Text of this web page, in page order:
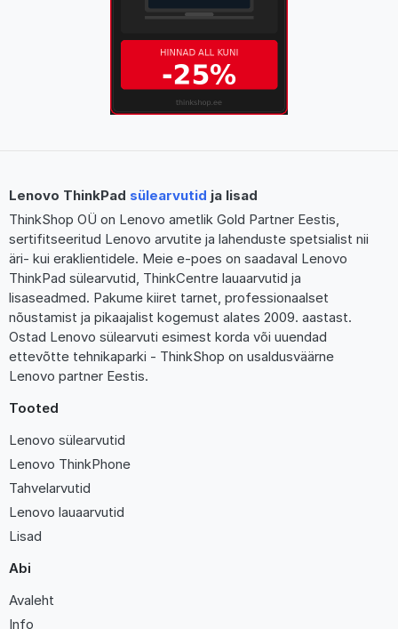
Lenovo ThinkPad sülearvutid ja lisad
ThinkShop OÜ on Lenovo ametlik Gold Partner Eestis,
sertifitseeritud Lenovo arvutite ja lahenduste spetsialist nii
äri- kui eraklientidele. Meie e-poes on saadaval Lenovo
ThinkPad sülearvutid, ThinkCentre lauaarvutid ja
lisaseadmed. Pakume kiiret tarnet, professionaalset
nõustamist ja pikaajalist kogemust alates 2009. aastast.
Ostad Lenovo sülearvuti esimest korda või uuendad
ettevõtte tehnikaparki - ThinkShop on usaldusväärne
Lenovo partner Eestis.
Tooted
Lenovo sülearvutid
Lenovo ThinkPhone
Tahvelarvutid
Lenovo lauaarvutid
Lisad
Abi
Avaleht
Info